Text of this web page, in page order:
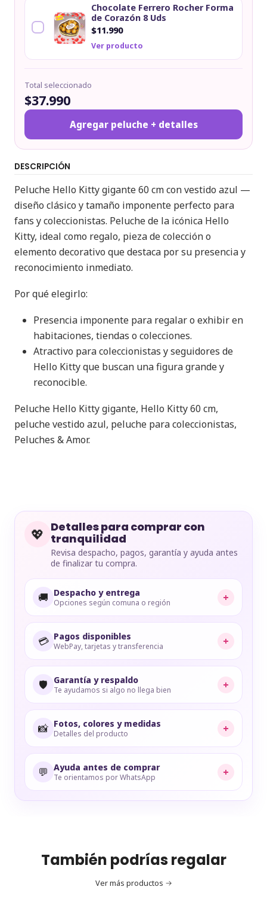
Chocolate Ferrero Rocher Forma
de Corazón 8 Uds
$11.990
Ver producto
Total seleccionado
$37.990
Agregar peluche + detalles
DESCRIPCIÓN
Peluche Hello Kitty gigante 60 cm con vestido azul —
diseño clásico y tamaño imponente perfecto para
fans y coleccionistas. Peluche de la icónica Hello
Kitty, ideal como regalo, pieza de colección o
elemento decorativo que destaca por su presencia y
reconocimiento inmediato.
Por qué elegirlo:
Presencia imponente para regalar o exhibir en
habitaciones, tiendas o colecciones.
Atractivo para coleccionistas y seguidores de
Hello Kitty que buscan una figura grande y
reconocible.
Peluche Hello Kitty gigante, Hello Kitty 60 cm,
peluche vestido azul, peluche para coleccionistas,
Peluches & Amor.
💖 Detalles para comprar con
tranquilidad
Revisa despacho, pagos, garantía y ayuda antes
de finalizar tu compra.
🚚 Despacho y entrega
Opciones según comuna o región +
💳 Pagos disponibles
WebPay, tarjetas y transferencia +
🛡️ Garantía y respaldo
Te ayudamos si algo no llega bien +
📸 Fotos, colores y medidas
Detalles del producto +
💬 Ayuda antes de comprar
Te orientamos por WhatsApp +
También podrías regalar
Ver más productos